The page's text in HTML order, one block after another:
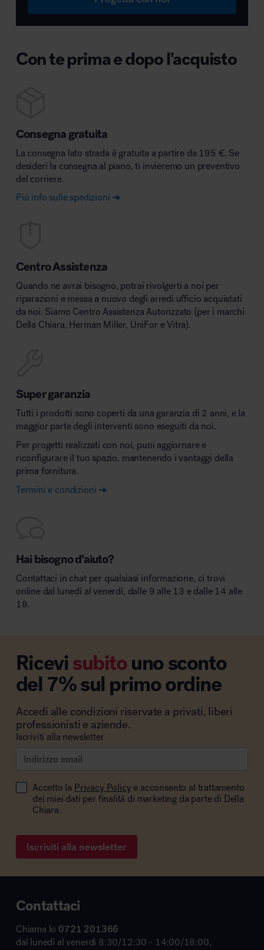
Con te prima e dopo l'acquisto
Consegna gratuita
La consegna lato strada è gratuita a partire da 195 €. Se
desideri la consegna al piano, ti invieremo un preventivo
del corriere.
Più info sulle spedizioni
Centro Assistenza
Quando ne avrai bisogno, potrai rivolgerti a noi per
riparazioni e messa a nuovo degli arredi ufficio acquistati
da noi. Siamo Centro Assistenza Autorizzato (per i marchi
Della Chiara, Herman Miller, UniFor e Vitra).
Super garanzia
Tutti i prodotti sono coperti da una garanzia di 2 anni, e la
maggior parte degli interventi sono eseguiti da noi.
Per progetti realizzati con noi, puoi aggiornare e
riconfigurare il tuo spazio, mantenendo i vantaggi della
prima fornitura.
Termini e condizioni
Hai bisogno d’aiuto?
Contattaci in chat per qualsiasi informazione, ci trovi
online dal lunedì al venerdì, dalle 9 alle 13 e dalle 14 alle
18.
Ricevisubitouno sconto
del 7% sul primo ordine
Accedi alle condizioni riservate a privati, liberi
professionisti e aziende.
Iscriviti alla newsletter
Accetto la Privacy Policy e acconsento al trattamento
dei miei dati per finalità di marketing da parte di Della
Chiara.
Iscriviti alla newsletter
Contattaci
Chiama lo 0721 201366
dal lunedì al venerdì 8:30/12:30 - 14:00/18:00,